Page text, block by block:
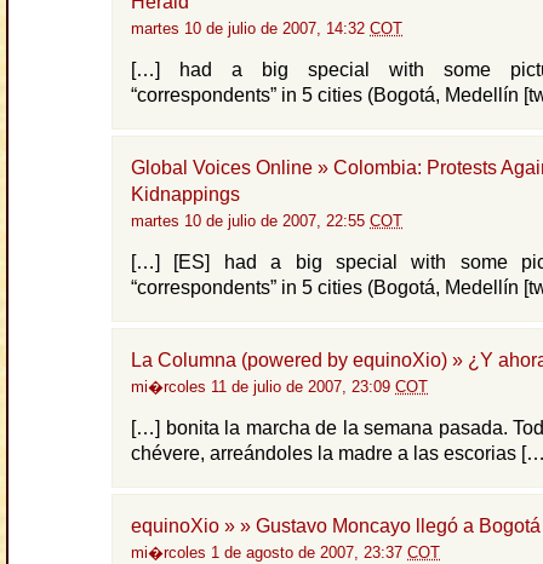
martes 10 de julio de 2007, 14:32 COT
[…] had a big special with some
“correspondents” in 5 cities (Bogotá, Medellín
Global Voices Online » Colombia: Protests
Kidnappings
martes 10 de julio de 2007, 22:55 COT
[…] [ES] had a big special with some
“correspondents” in 5 cities (Bogotá, Medellín
La Columna (powered by equinoXio) » ¿Y
mi�rcoles 11 de julio de 2007, 23:09 COT
[…] bonita la marcha de la semana pasada.
chévere, arreándoles la madre a las escorias
equinoXio » » Gustavo Moncayo llegó a Bogotá
mi�rcoles 1 de agosto de 2007, 23:37 COT